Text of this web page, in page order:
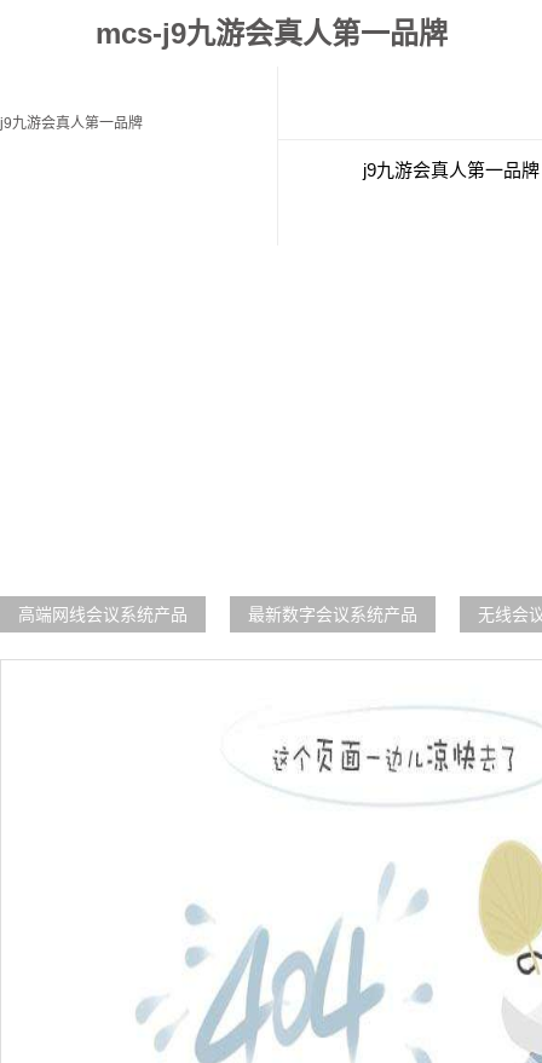
mcs-j9九游会真人第一品牌
j9九游会真人第一品牌
j9九游会真人第一品牌
高端网线会议系统产品 最新数字会议系统产品 无线会